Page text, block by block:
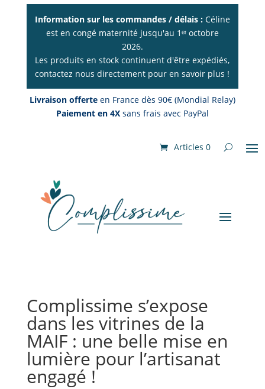
Information sur les commandes / délais : Céline
est en congé maternité jusqu'au 1ᵉʳ octobre
2026.
Les produits en stock continuent d'être expédiés,
contactez nous directement pour en savoir plus !
Livraison offerte en France dès 90€ (Mondial Relay)
Paiement en 4X sans frais avec PayPal
Articles 0
Complissime s’expose
dans les vitrines de la
MAIF : une belle mise en
lumière pour l’artisanat
engagé !